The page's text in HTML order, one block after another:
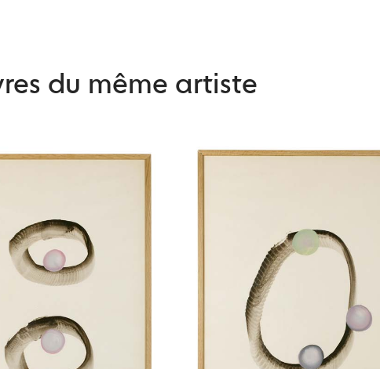
du même artiste